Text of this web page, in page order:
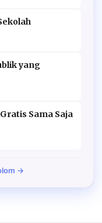
yang
Sama Saja
→